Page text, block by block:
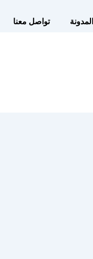
المدونة تواصل معنا